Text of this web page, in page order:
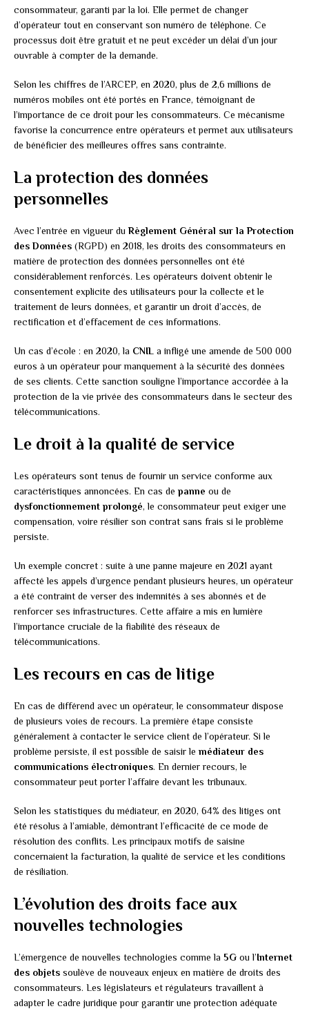
consommateur, garanti par la loi. Elle permet de changer
d’opérateur tout en conservant son numéro de téléphone. Ce
processus doit être gratuit et ne peut excéder un délai d’un jour
ouvrable à compter de la demande.
Selon les chiffres de l’ARCEP, en 2020, plus de 2,6 millions de
numéros mobiles ont été portés en France, témoignant de
l’importance de ce droit pour les consommateurs. Ce mécanisme
favorise la concurrence entre opérateurs et permet aux utilisateurs
de bénéficier des meilleures offres sans contrainte.
La protection des données
personnelles
Avec l’entrée en vigueur duRèglement Général sur la Protection
des Données (RGPD) en 2018, les droits des consommateurs en
matière de protection des données personnelles ont été
considérablement renforcés. Les opérateurs doivent obtenir le
consentement explicite des utilisateurs pour la collecte et le
traitement de leurs données, et garantir un droit d’accès, de
rectification et d’effacement de ces informations.
Un cas d’école : en 2020, la CNIL a infligé une amende de 500 000
euros à un opérateur pour manquement à la sécurité des données
de ses clients. Cette sanction souligne l’importance accordée à la
protection de la vie privée des consommateurs dans le secteur des
télécommunications.
Le droit à la qualité de service
Les opérateurs sont tenus de fournir un service conforme aux
caractéristiques annoncées. En cas de panne ou de
dysfonctionnement prolongé, le consommateur peut exiger une
compensation, voire résilier son contrat sans frais si le problème
persiste.
Un exemple concret : suite à une panne majeure en 2021 ayant
affecté les appels d’urgence pendant plusieurs heures, un opérateur
a été contraint de verser des indemnités à ses abonnés et de
renforcer ses infrastructures. Cette affaire a mis en lumière
l’importance cruciale de la fiabilité des réseaux de
télécommunications.
Les recours en cas de litige
En cas de différend avec un opérateur, le consommateur dispose
de plusieurs voies de recours. La première étape consiste
généralement à contacter le service client de l’opérateur. Si le
problème persiste, il est possible de saisir le médiateur des
communications électroniques. En dernier recours, le
consommateur peut porter l’affaire devant les tribunaux.
Selon les statistiques du médiateur, en 2020, 64% des litiges ont
été résolus à l’amiable, démontrant l’efficacité de ce mode de
résolution des conflits. Les principaux motifs de saisine
concernaient la facturation, la qualité de service et les conditions
de résiliation.
L’évolution des droits face aux
nouvelles technologies
L’émergence de nouvelles technologies comme la 5G ou l’Internet
des objets soulève de nouveaux enjeux en matière de droits des
consommateurs. Les législateurs et régulateurs travaillent à
adapter le cadre juridique pour garantir une protection adéquate